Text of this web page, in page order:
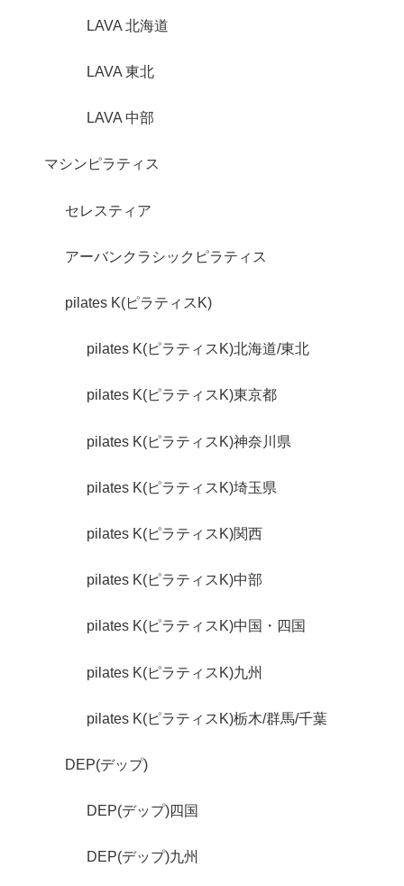
LAVA 北海道
LAVA 東北
LAVA 中部
マシンピラティス
セレスティア
アーバンクラシックピラティス
pilates K(ピラティスK)
pilates K(ピラティスK)北海道/東北
pilates K(ピラティスK)東京都
pilates K(ピラティスK)神奈川県
pilates K(ピラティスK)埼玉県
pilates K(ピラティスK)関西
pilates K(ピラティスK)中部
pilates K(ピラティスK)中国・四国
pilates K(ピラティスK)九州
pilates K(ピラティスK)栃木/群馬/千葉
DEP(デップ)
DEP(デップ)四国
DEP(デップ)九州